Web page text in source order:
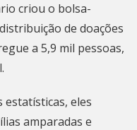
criou o bolsa-
de doações
a 5,9 mil pessoas,
estatísticas, eles
amparadas e